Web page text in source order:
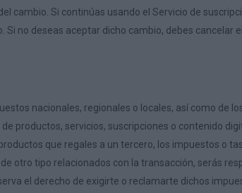
cambio. Si continúas usando el Servicio de
no deseas aceptar dicho cambio, debes cancelar
nacionales, regionales o locales, así como de
productos, servicios, suscripciones o contenido
que regales a un tercero, los impuestos o
otro tipo relacionados con la transacción, serás
el derecho de exigirte o reclamarte dichos